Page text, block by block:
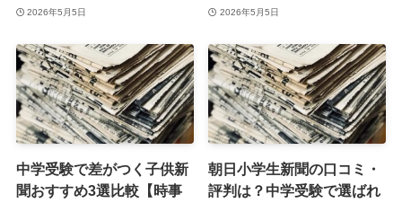
2026年5月5日 2026年5月5日
中学受験で差がつく子供新
聞おすすめ3選比較【時事
朝日小学生新聞の口コミ・
評判は？中学受験で選ばれ